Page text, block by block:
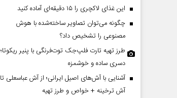
این غذای لاکچری را ۱۵ دقیقه‌ای آماده کنید
چگونه می‌توان تصاویر ساخته‌شده با هوش
مصنوعی را تشخیص داد؟
طرز تهیه تارت فلپ‌جک توت‌فرنگی با پنیر ریکوتا؛
دسری ساده و خوشمزه
آشنایی با آش‌های اصیل ایرانی؛ از آش عباسعلی تا
آش ترخینه + خواص و طرز تهیه